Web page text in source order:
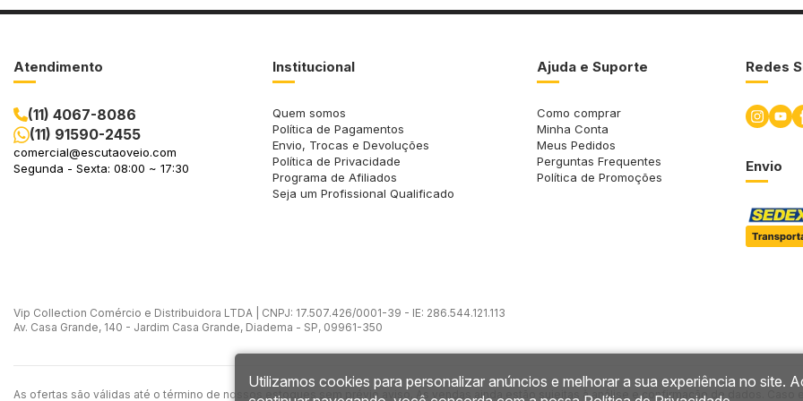
Atendimento
(11) 4067-8086
(11) 91590-2455
comercial@escutaoveio.com
Segunda - Sexta: 08:00 ~ 17:30
Institucional
Quem somos
Política de Pagamentos
Envio, Trocas e Devoluções
Política de Privacidade
Programa de Afiliados
Seja um Profissional Qualificado
Ajuda e Suporte
Como comprar
Minha Conta
Meus Pedidos
Perguntas Frequentes
Política de Promoções
Redes
Envio
Vip Collection Comércio e Distribuidora LTDA | CNPJ: 17.507.426/0001-39 - IE: 286.544.121.113
Av. Casa Grande, 140 - Jardim Casa Grande, Diadema - SP, 09961-350
As ofertas são válidas até o término de nossos estoques sem prévio aviso. As vendas ainda estão sujeitas à análise e confirmação de dados. Caso
Utilizamos cookies para personalizar anúncios e melhorar a sua experiência no site.